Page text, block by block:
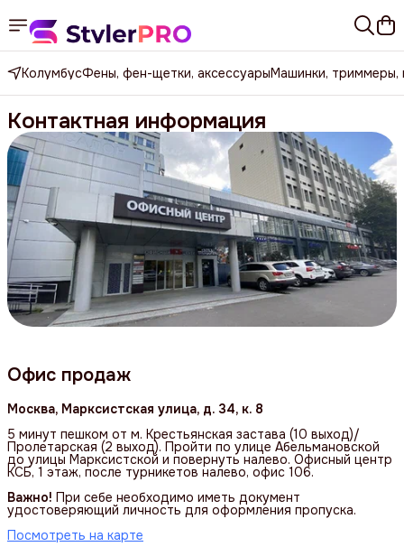
КолумбусФены, фен-щетки, аксессуарыМашинки, триммеры,
Контактная информация
Офис продаж
Москва, Марксистская улица, д. 34, к. 8
5 минут пешком от м. Крестьянская застава (10 выход)/
Пролетарская (2 выход). Пройти по улице Абельмановской
до улицы Марксистской и повернуть налево. Офисный центр
КСБ, 1 этаж, после турникетов налево, офис 106.
Важно! При себе необходимо иметь документ
удостоверяющий личность для оформления пропуска.
Посмотреть на карте